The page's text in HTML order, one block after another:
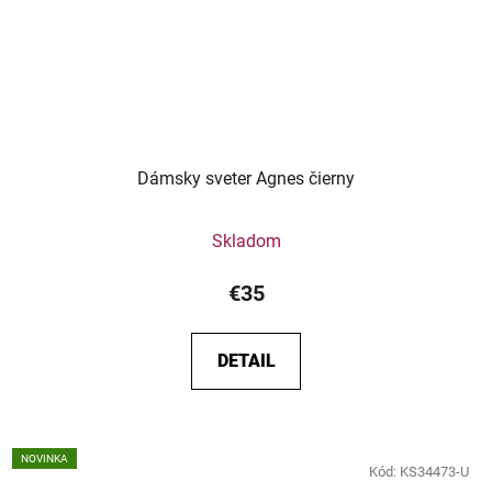
Dámsky sveter Agnes čierny
Skladom
€35
DETAIL
NOVINKA
Kód: KS34473-U